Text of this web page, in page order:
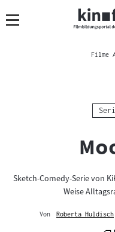
Navigation
zum
zur
Brotkrümelnavigation
Filme
"
Sketch-Comedy-Serie von
Weise
Von
Roberta Huldisch